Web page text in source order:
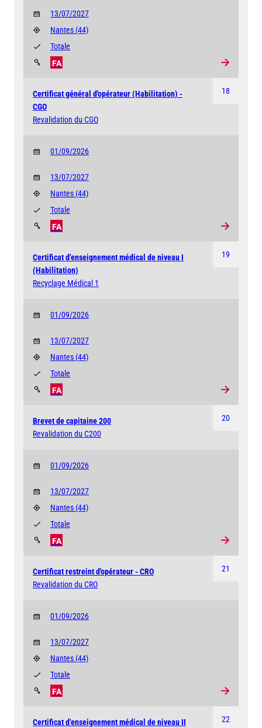
13/07/2027
Nantes (44)
FA
Totale
18
Certificat général d'opérateur (Habilitation) -
CGO
Revalidation du CGO
01/09/2026
13/07/2027
Nantes (44)
FA
Totale
19
Certificat d'enseignement médical de niveau I
(Habilitation)
Recyclage Médical 1
01/09/2026
13/07/2027
Nantes (44)
FA
Totale
20
Brevet de capitaine 200
Revalidation du C200
01/09/2026
13/07/2027
Nantes (44)
FA
Totale
21
Certificat restreint d'opérateur - CRO
Revalidation du CRO
01/09/2026
13/07/2027
Nantes (44)
FA
Totale
22
Certificat d'enseignement médical de niveau II